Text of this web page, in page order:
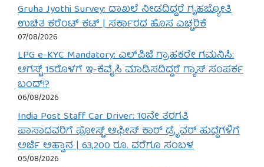
Gruha Jyothi Survey: ದಾಖಲೆ ನೀಡದಿದ್ದರೆ ಗೃಹಜ್ಯೋತಿ
ಉಚಿತ ಕರೆಂಟ್ ಕಟ್ | ಸರ್ಕಾರದ ಹೊಸ ಎಚ್ಚರಿಕೆ
07/08/2026
LPG e-KYC Mandatory: ಎಲ್‌ಪಿಜಿ ಗ್ರಾಹಕರೇ ಗಮನಿಸಿ:
ಆಗಸ್ಟ್ 15ರೊಳಗೆ ಇ-ಕೆವೈಸಿ ಮಾಡಿಸದಿದ್ದರೆ ಗ್ಯಾಸ್ ಸಂಪರ್ಕ
ಬಂದ್!?
06/08/2026
India Post Staff Car Driver: 10ನೇ ತರಗತಿ
ಪಾಸಾದವರಿಗೆ ಪೋಸ್ಟ್ ಆಫೀಸ್ ಕಾರ್ ಡ್ರೈವರ್ ಹುದ್ದೆಗಳಿಗೆ
ಅರ್ಜಿ ಆಹ್ವಾನ | 63,200 ರೂ. ವರೆಗೂ ಸಂಬಳ
05/08/2026